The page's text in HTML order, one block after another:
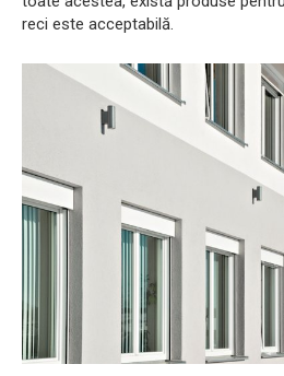
reci este acceptabilă.